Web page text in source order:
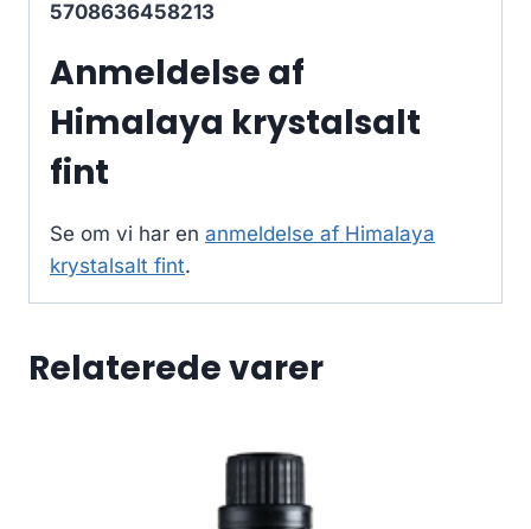
5708636458213
Anmeldelse af
Himalaya krystalsalt
fint
Se om vi har en anmeldelse af Himalaya
krystalsalt fint.
Relaterede varer